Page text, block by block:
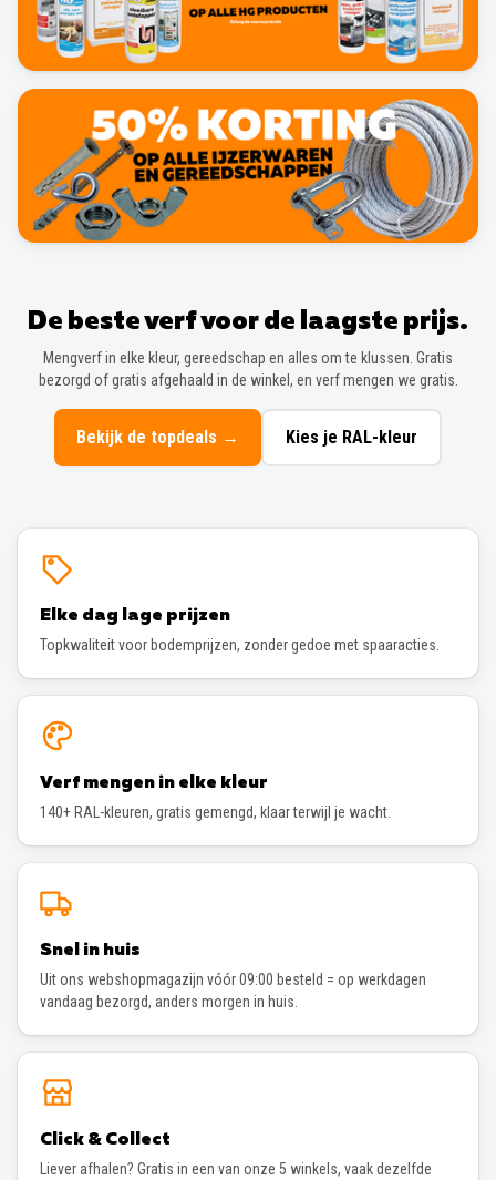
De beste verf voor de laagste prijs.
Mengverf in elke kleur, gereedschap en alles om te klussen. Gratis
bezorgd of gratis afgehaald in de winkel, en verf mengen we gratis.
Bekijk de topdeals → Kies je RAL-kleur
Elke dag lage prijzen
Topkwaliteit voor bodemprijzen, zonder gedoe met spaaracties.
Verf mengen in elke kleur
140+ RAL-kleuren, gratis gemengd, klaar terwijl je wacht.
Snel in huis
Uit ons webshopmagazijn vóór 09:00 besteld = op werkdagen
vandaag bezorgd, anders morgen in huis.
Click & Collect
Liever afhalen? Gratis in een van onze 5 winkels, vaak dezelfde